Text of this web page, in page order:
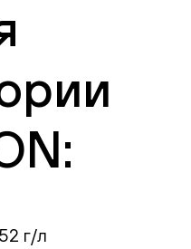
г/л